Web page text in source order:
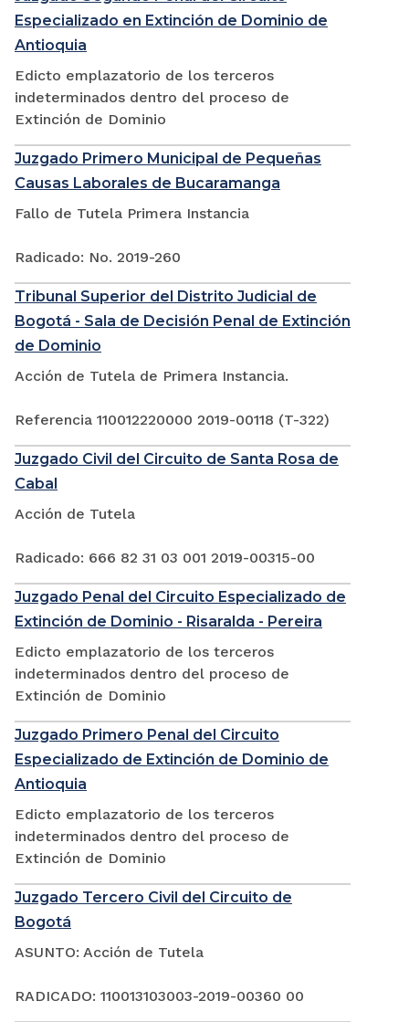
Especializado en Extinción de Dominio de
Antioquia
Edicto emplazatorio de los terceros
indeterminados dentro del proceso de
Extinción de Dominio
Juzgado Primero Municipal de Pequeñas
Causas Laborales de Bucaramanga
Fallo de Tutela Primera Instancia
Radicado: No. 2019-260
Tribunal Superior del Distrito Judicial de
Bogotá - Sala de Decisión Penal de Extinción
de Dominio
Acción de Tutela de Primera Instancia.
Referencia 110012220000 2019-00118 (T-322)
Juzgado Civil del Circuito de Santa Rosa de
Cabal
Acción de Tutela
Radicado: 666 82 31 03 001 2019-00315-00
Juzgado Penal del Circuito Especializado de
Extinción de Dominio - Risaralda - Pereira
Edicto emplazatorio de los terceros
indeterminados dentro del proceso de
Extinción de Dominio
Juzgado Primero Penal del Circuito
Especializado de Extinción de Dominio de
Antioquia
Edicto emplazatorio de los terceros
indeterminados dentro del proceso de
Extinción de Dominio
Juzgado Tercero Civil del Circuito de
Bogotá
ASUNTO: Acción de Tutela
RADICADO: 110013103003-2019-00360 00